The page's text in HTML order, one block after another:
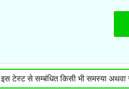
इस टेस्ट से सम्बंधित किसी भी समस्या